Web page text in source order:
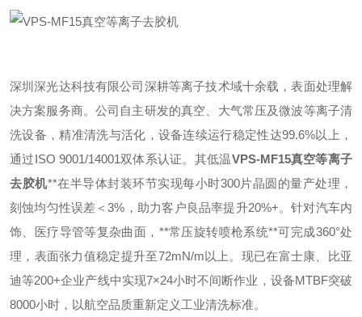
深圳深光达科技有限公司深耕等离子技术域十余载，表面处理解
决方案服务商。公司自主研发的真空、大气常压及微波等离子清
洗设备，精准清洗与活化，设备连续运行稳定性达99.6%以上，
通过ISO 9001/14001双体系认证。其低温VPS-MF15真空等离子
去胶机**在半导体封装环节实现每小时300片晶圆的量产处理，
刻蚀均匀性误差＜3%，助力客户良品率提升20%+。针对汽车内
饰、医疗导管等复杂曲面，**常压旋转喷枪系统**可完成360°处
理，表面张力值稳定提升至72mN/m以上。现已在富士康、比亚
迪等200+企业产线中实现7×24小时不间断作业，设备MTBF突破
8000小时，以航空品质重新定义工业清洗标准。